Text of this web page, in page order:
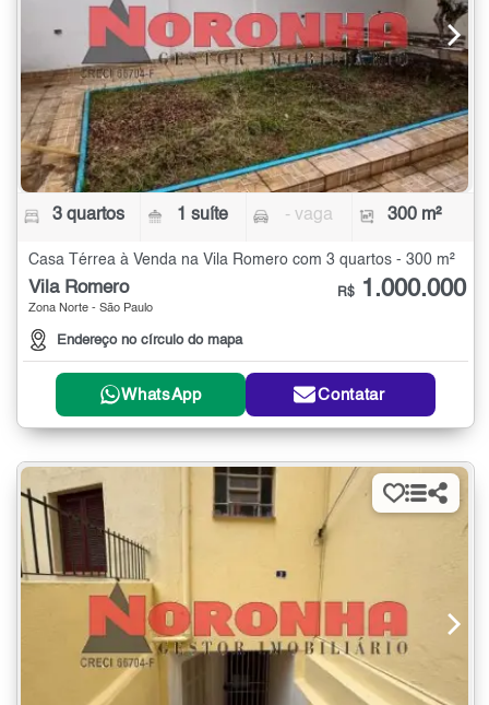
3 quartos 1 suíte - vaga 300 m²
Casa Térrea à Venda na Vila Romero com 3 quartos - 300 m²
Vila Romero
Zona Norte - São Paulo
Endereço no círculo do mapa
R$ 1.000.000
WhatsApp Contatar